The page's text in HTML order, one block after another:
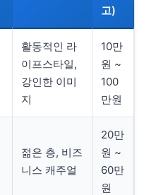
고)
활동적인 라
이프스타일,
강인한 이미
지
10만
원 ~
100
만원
젊은 층, 비즈
니스 캐주얼
20만
원 ~
60만
원